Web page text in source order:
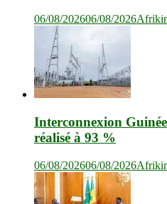
06/08/202606/08/2026
Interconnexion
réalisé à 93 %
06/08/202606/08/2026